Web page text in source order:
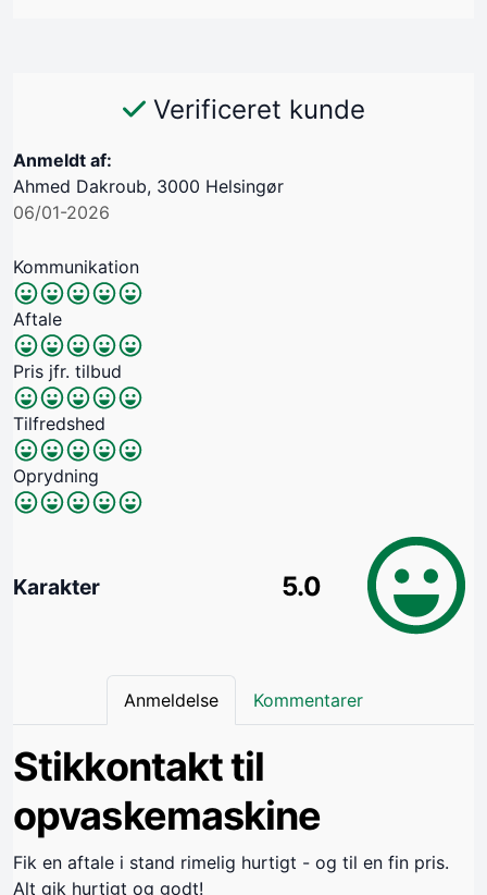
Verificeret kunde
Anmeldt af:
Ahmed Dakroub, 3000 Helsingør
06/01-2026
Kommunikation
Aftale
Pris jfr. tilbud
Tilfredshed
Oprydning
Karakter 5.0
Anmeldelse Kommentarer
Stikkontakt til
opvaskemaskine
Fik en aftale i stand rimelig hurtigt - og til en fin pris.
Alt gik hurtigt og godt!